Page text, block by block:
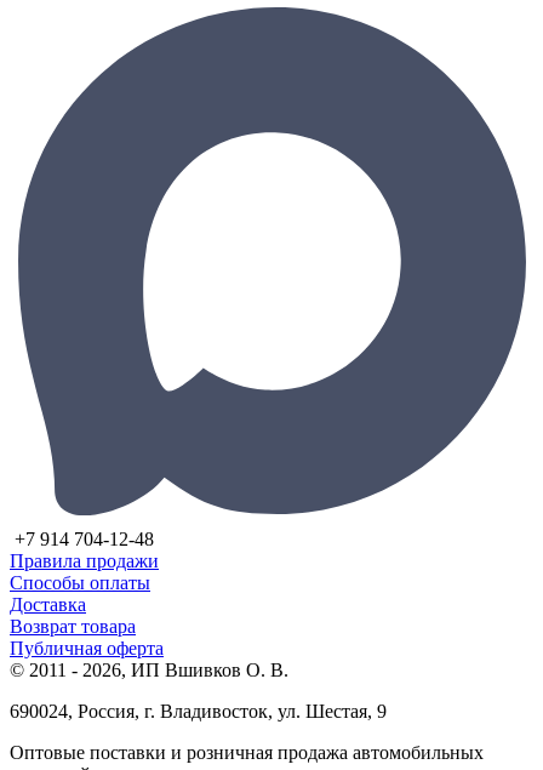
+7 914 704-12-48
Правила продажи
Способы оплаты
Доставка
Возврат товара
Публичная оферта
© 2011 - 2026, ИП Вшивков О. В.
690024, Россия, г. Владивосток, ул. Шестая, 9
Оптовые поставки и розничная продажа автомобильных